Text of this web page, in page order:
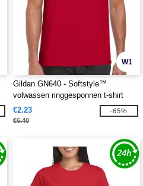
W1
Gildan GN640 - Softstyle™
volwassen ringgesponnen t-shirt
€2.23
€6.40
-65%